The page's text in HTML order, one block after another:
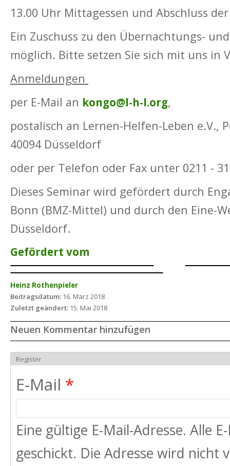
13.00 Uhr Mittagessen und Abschluss
Ein Zuschuss zu den Übernachtungs-
möglich. Bitte setzen Sie sich mit uns in
Anmeldungen
per E-Mail an kongo@l-h-l.org,
postalisch an Lernen-Helfen-Leben e.V.,
40094 Düsseldorf
oder per Telefon oder Fax unter 0211 -
Dieses Seminar wird gefördert durch
Bonn (BMZ-Mittel) und durch den Eine-
Düsseldorf.
Gefördert vom
Heinz Rothenpieler
Beitragsdatum: 16. März 2018
Zuletzt geändert: 15. Mai 2018
Neuen Kommentar hinzufügen
Register
E-Mail *
Eine gültige E-Mail-Adresse. Alle
geschickt. Die Adresse wird